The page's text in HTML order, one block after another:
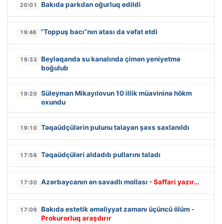
20:01 Bakıda parkdan oğurluq edildi
19:46 “Toppuş bacı”nın atası da vəfat etdi
19:33
Beyləqanda su kanalında çimən yeniyetmə
boğulub
19:20
Süleyman Mikayılovun 10 illik müavininə hökm
oxundu
19:10 Təqaüdçülərin pulunu talayan şəxs saxlanıldı
17:58 Təqaüdçüləri aldadıb pullarını taladı
17:30 Azərbaycanın ən savadlı mollası - Saffari yazır…
17:09 Bakıda estetik əməliyyat zamanı üçüncü ölüm -
Prokurorluq araşdırır